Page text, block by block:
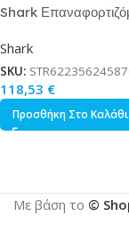
Shark
Κωδικός WV270EU
Shark
SKU:
118,53 €
Προσθήκη Στο Καλάθι
Με βάση το ©